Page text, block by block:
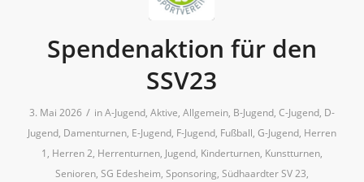
Spendenaktion für den
SSV23
3. Mai 2026 / inA-Jugend, Aktive, Allgemein, B-Jugend, C-Jugend, D-
Jugend, Damenturnen, E-Jugend, F-Jugend, Fußball, G-Jugend, Herren
1 , Herren 2, Herrenturnen, Jugend, Kinderturnen, Kunstturnen,
Senioren, SG Edesheim, Sponsoring, Südhaardter SV 23,